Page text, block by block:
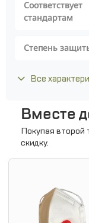
Соответствует
стандартам
Степень
Все
Вместе
Покупая второй
скидку.